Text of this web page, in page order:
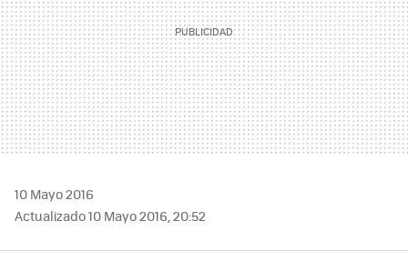
10 Mayo 2016
Actualizado 10 Mayo 2016, 20:52